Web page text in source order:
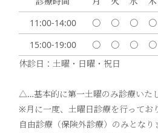
11:00-14:00
〇 〇 〇 〇
15:00-19:00
〇 〇 〇 〇
休診日：土曜・日曜・祝日
△…基本的に第一土曜のみ診療いたし
※月に一度、土曜日診療を行ってお
自由診療（保険外診療）のみとな